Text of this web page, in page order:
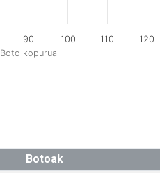
Boto kopurua
90 100 110 120
Botoak